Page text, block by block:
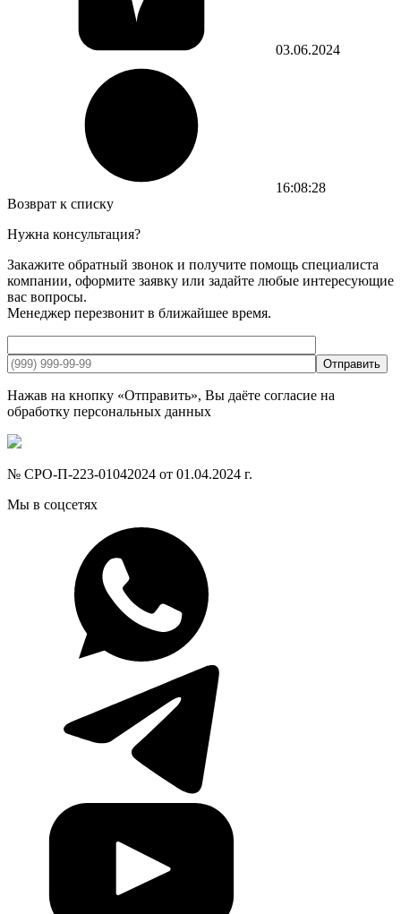
03.06.2024
16:08:28
Возврат к списку
Нужна консультация?
Закажите обратный звонок и получите помощь специалиста
компании, оформите заявку или задайте любые интересующие
вас вопросы.
Менеджер перезвонит в ближайшее время.
Отправить
Нажав на кнопку «Отправить», Вы даёте согласие на
обработку персональных данных
№ СРО-П-223-01042024 от 01.04.2024 г.
Мы в соцсетях